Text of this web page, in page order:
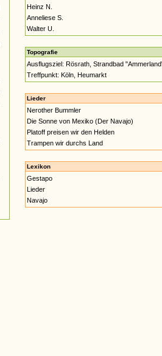
Heinz N.
Anneliese S.
Walter U.
Topografie
Ausflugsziel: Rösrath, Strandbad
Treffpunkt: Köln, Heumarkt
Lieder
Nerother Bummler
Die Sonne von Mexiko (Der Navajo)
Platoff preisen wir den Helden
Trampen wir durchs Land
Lexikon
Gestapo
Lieder
Navajo